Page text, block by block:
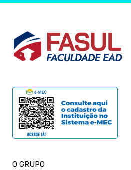
O GRUPO